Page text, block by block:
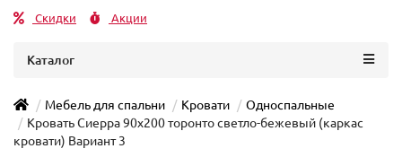
Скидки Акции
Каталог
Мебель для спальни Кровати
Односпальные
Кровать Сиерра 90х200 торонто светло-бежевый (каркас
кровати) Вариант 3